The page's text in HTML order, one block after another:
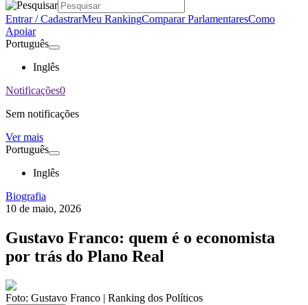
Entrar / CadastrarMeu RankingComparar ParlamentaresComo
Apoiar
Português
Inglês
Notificações0
Sem notificações
Ver mais
Português
Inglês
Biografia
10 de maio, 2026
Gustavo Franco: quem é o economista
por trás do Plano Real
Foto: Gustavo Franco | Ranking dos Políticos